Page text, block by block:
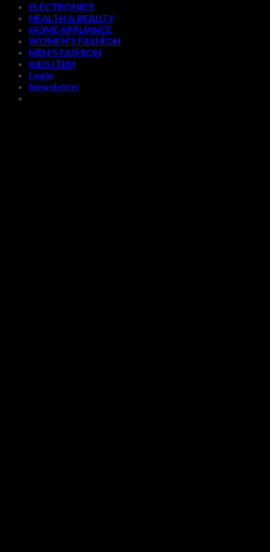
ELECTRONICS
HEALTH & BEAUTY
HOME APPLIANCE
WOMEN’S FASHION
MEN’S FASHION
KIDS ITEM
Login
Newsletter